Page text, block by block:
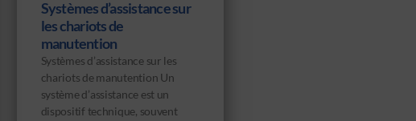
Systèmes d’assistance sur
les chariots de
manutention
Systèmes d’assistance sur les
chariots de manutention Un
système d’assistance est un
dispositif technique, souvent